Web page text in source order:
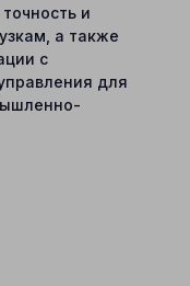
и
а также
с
для